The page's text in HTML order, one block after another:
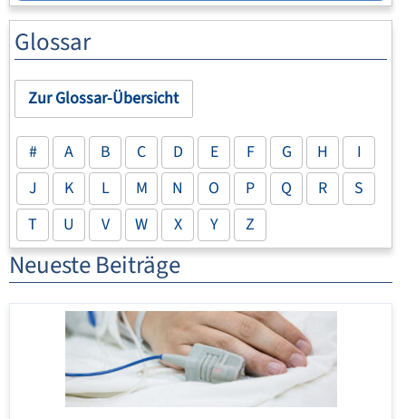
Glossar
Zur Glossar-Übersicht
# A B C D E F G H
I
J
K L M N O P Q R
S
T
U V W X Y Z
Neueste Beiträge